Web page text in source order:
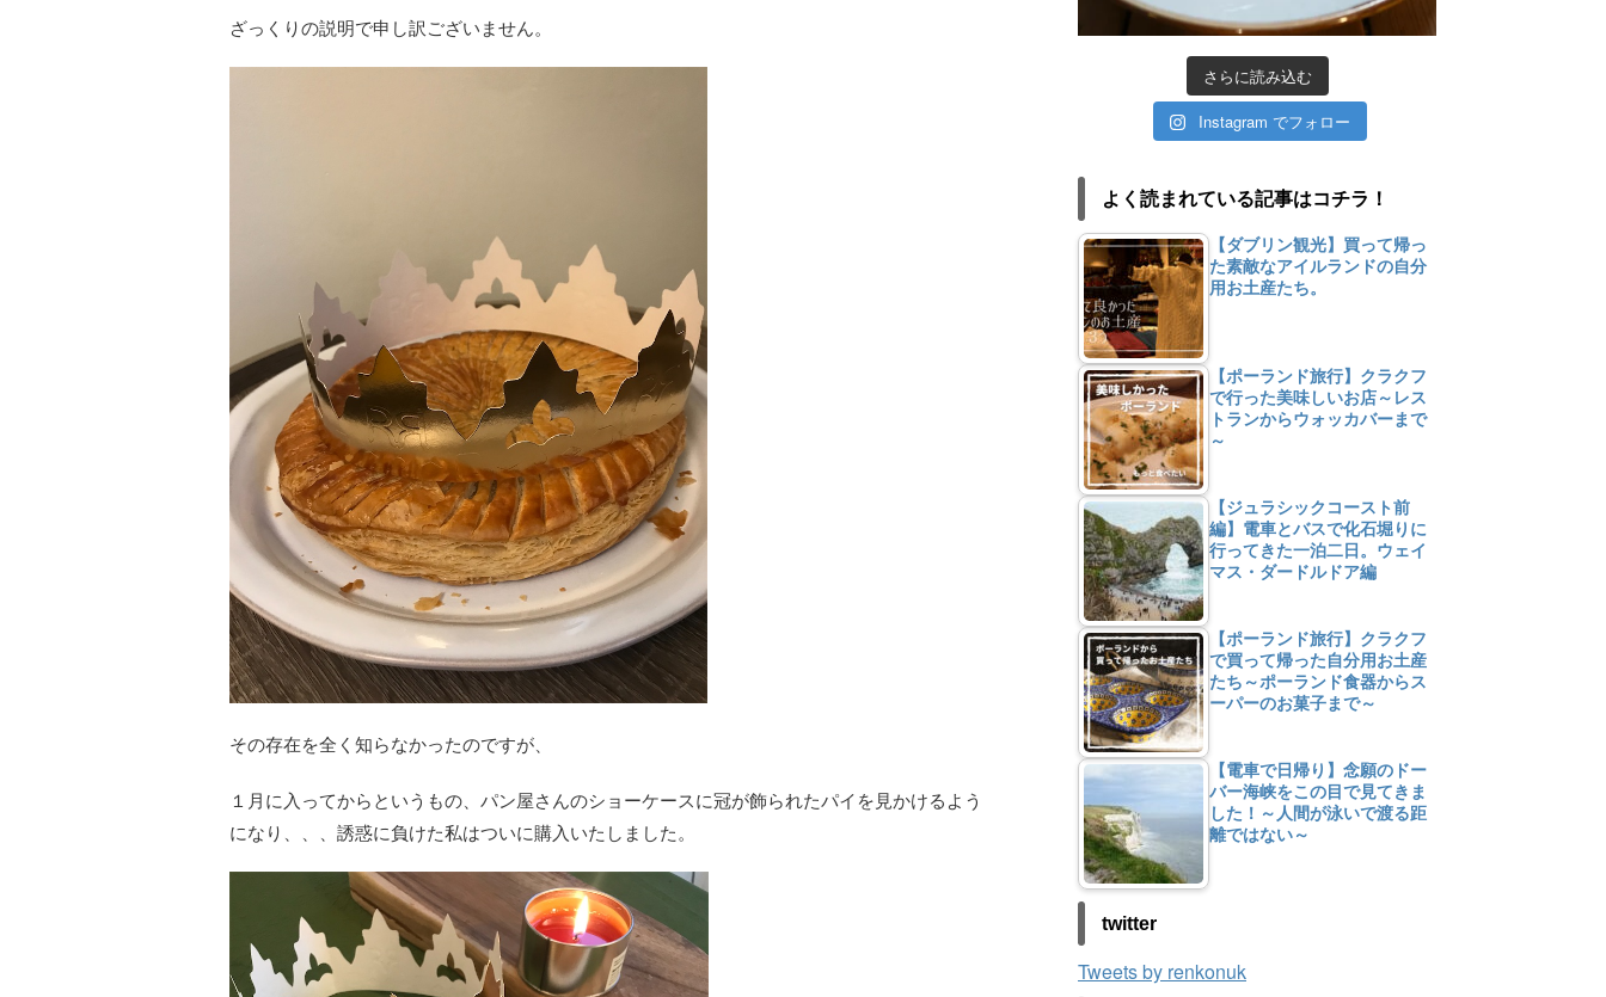
ざっくりの説明で申し訳ございません。
その存在を全く知らなかったのですが、
１月に入ってからというもの、パン屋さんのショーケースに冠が飾られたパイを見かけるよう
になり、、、誘惑に負けた私はついに購入いたしました。
さらに読み込む
Instagram でフォロー
よく読まれている記事はコチラ！
【ダブリン観光】買って帰っ
た素敵なアイルランドの自分
用お土産たち。
【ポーランド旅行】クラクフ
で行った美味しいお店～レス
トランからウォッカバーまで
～
【ジュラシックコースト前
編】電車とバスで化石堀りに
行ってきた一泊二日。ウェイ
マス・ダードルドア編
【ポーランド旅行】クラクフ
で買って帰った自分用お土産
たち～ポーランド食器からス
ーパーのお菓子まで～
【電車で日帰り】念願のドー
バー海峡をこの目で見てきま
した！～人間が泳いで渡る距
離ではない～
twitter
Tweets by renkonuk